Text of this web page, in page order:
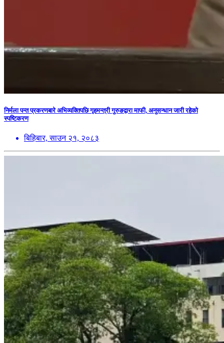
निर्मला पन्त प्रकरणबारे अभिव्यक्तिपछि गृहमन्त्री गुरुङद्वारा माफी, अनुसन्धान जारी रहेको
स्पष्टिकरण
बिहिबार, साउन २१, २०८३